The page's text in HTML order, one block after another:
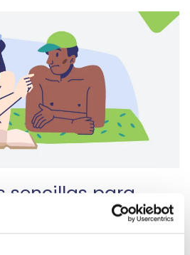
sencillas para
y reducir la